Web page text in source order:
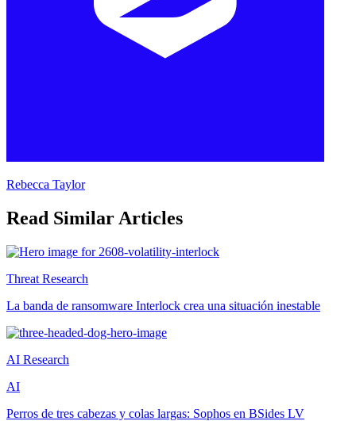
Rebecca Taylor
Read Similar Articles
Threat Research
La banda de ransomware Interlock crea una situación inestable
AI Research
AI
Perros de tres cabezas y colas largas: Sophos en BSides LV